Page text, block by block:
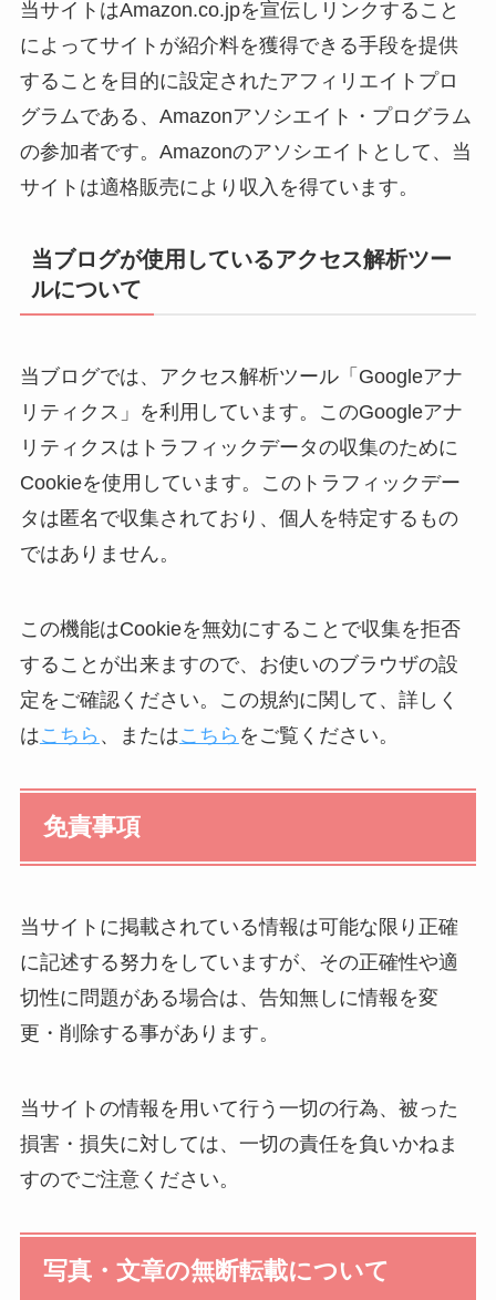
当サイトはAmazon.co.jpを宣伝しリンクすること
によってサイトが紹介料を獲得できる手段を提供
することを目的に設定されたアフィリエイトプロ
グラムである、Amazonアソシエイト・プログラム
の参加者です。Amazonのアソシエイトとして、当
サイトは適格販売により収入を得ています。
当ブログが使用しているアクセス解析ツー
ルについて
当ブログでは、アクセス解析ツール「Googleアナ
リティクス」を利用しています。このGoogleアナ
リティクスはトラフィックデータの収集のために
Cookieを使用しています。このトラフィックデー
タは匿名で収集されており、個人を特定するもの
ではありません。
この機能はCookieを無効にすることで収集を拒否
することが出来ますので、お使いのブラウザの設
定をご確認ください。この規約に関して、詳しく
はこちら 、またはこちら をご覧ください。
免責事項
当サイトに掲載されている情報は可能な限り正確
に記述する努力をしていますが、その正確性や適
切性に問題がある場合は、告知無しに情報を変
更・削除する事があります。
当サイトの情報を用いて行う一切の行為、被った
損害・損失に対しては、一切の責任を負いかねま
すのでご注意ください。
写真・文章の無断転載について